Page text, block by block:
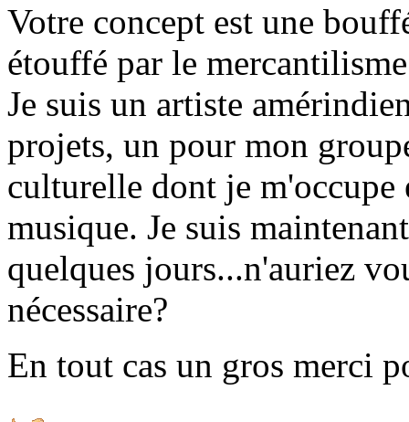
Votre concept est une
étouffé par le
Je suis un artiste
projets, un pour mon
culturelle dont je
musique. Je suis
quelques jours...n'auriez
nécessaire?
En tout cas un gros merci